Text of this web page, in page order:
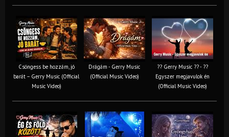
Csöngess be hozzám, jó
barát – Gerry Music (Official
Music Video)
Drágám - Gerry Music
(Official Music Video)
?? Gerry Music ?? - ??
Egyszer megjavulok én
(Official Music Video)